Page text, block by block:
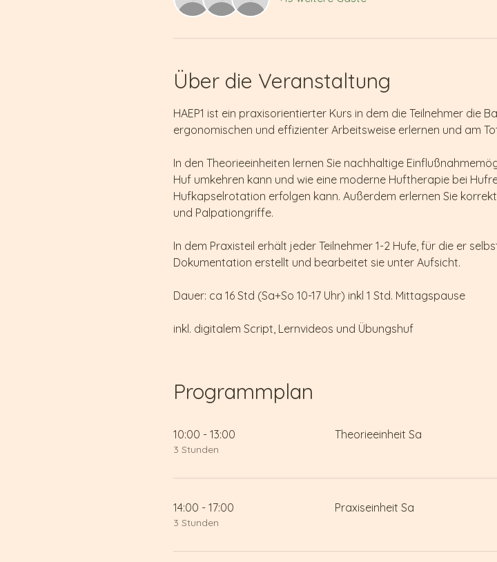
Über die Veranstaltung
HAEP1 ist ein praxisorientierter Kurs in dem die Teilnehmer die
ergonomischen und effizienter Arbeitsweise erlernen und am
In den Theorieeinheiten lernen Sie nachhaltige
Huf umkehren kann und wie eine moderne Huftherapie bei
Hufkapselrotation erfolgen kann. Außerdem erlernen Sie
und Palpationgriffe.
In dem Praxisteil erhält jeder Teilnehmer 1-2 Hufe, für die er
Dokumentation erstellt und bearbeitet sie unter Aufsicht.
Dauer: ca 16 Std (Sa+So 10-17 Uhr) inkl 1 Std. Mittagspause
inkl. digitalem Script, Lernvideos und Übungshuf
Programmplan
10:00 - 13:00
3 Stunden
Theorieeinheit Sa
14:00 - 17:00
3 Stunden
Praxiseinheit Sa